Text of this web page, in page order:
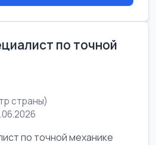
по точной
страны)
по точной механике